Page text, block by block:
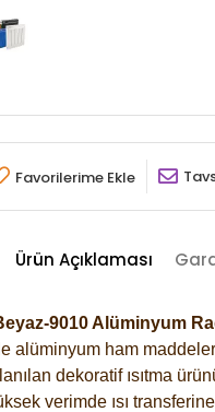
Favorilerime Ekle
Ürün Açıklaması
9010 Alüminyum
alüminyum ham
dekoratif ısıtma
verimde ısı